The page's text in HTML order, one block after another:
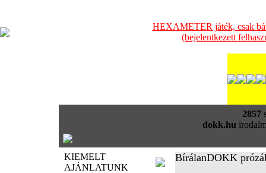
HEXAMETER játék, csak
(bejelentkezett
2857
dokk.hu
KIEMELT
AJÁNLATUNK
BírálanDOKK